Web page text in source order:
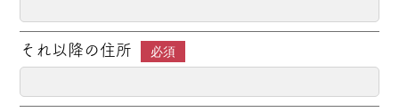
それ以降の住所 必須